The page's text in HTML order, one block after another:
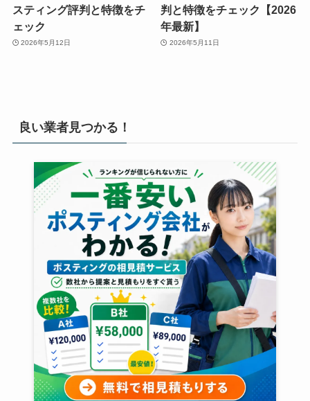
スティング評判と特徴をチ
ェック
2026年5月12日
判と特徴をチェック【2026
年最新】
2026年5月11日
良い業者見つかる！